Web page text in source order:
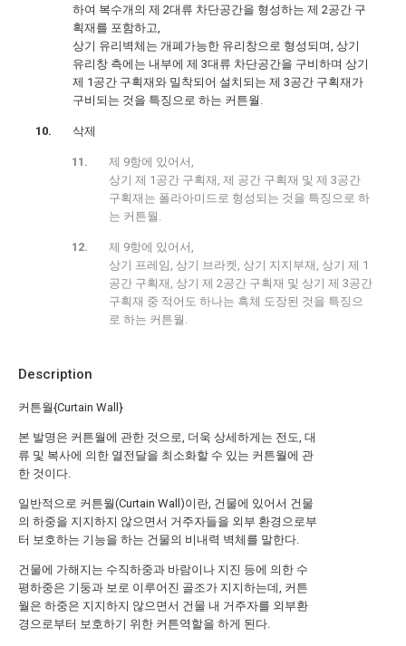
Description
커튼월{Curtain Wall}
본 발명은 커튼월에 관한 것으로, 더욱 상세하게는 전도, 대
류 및 복사에 의한 열전달을 최소화할 수 있는 커튼월에 관
한 것이다.
일반적으로 커튼월(Curtain Wall)이란, 건물에 있어서 건물
의 하중을 지지하지 않으면서 거주자들을 외부 환경으로부
터 보호하는 기능을 하는 건물의 비내력 벽체를 말한다.
건물에 가해지는 수직하중과 바람이나 지진 등에 의한 수
평하중은 기둥과 보로 이루어진 골조가 지지하는데, 커튼
월은 하중은 지지하지 않으면서 건물 내 거주자를 외부환
경으로부터 보호하기 위한 커튼역할을 하게 된다.
하여 복수개의 제 2대류 차단공간을 형성하는 제 2공간 구
획재를 포함하고,
상기 유리벽체는 개폐가능한 유리창으로 형성되며, 상기
유리창 측에는 내부에 제 3대류 차단공간을 구비하며 상기
제 1공간 구획재와 밀착되어 설치되는 제 3공간 구획재가
구비되는 것을 특징으로 하는 커튼월.
삭제
제 9항에 있어서,
상기 제 1공간 구획재, 제 공간 구획재 및 제 3공간
구획재는 폴라아미드로 형성되는 것을 특징으로 하
는 커튼월.
제 9항에 있어서,
상기 프레임, 상기 브라켓, 상기 지지부재, 상기 제 1
공간 구획재, 상기 제 2공간 구획재 및 상기 제 3공간
구획재 중 적어도 하나는 흑체 도장된 것을 특징으
로 하는 커튼월.